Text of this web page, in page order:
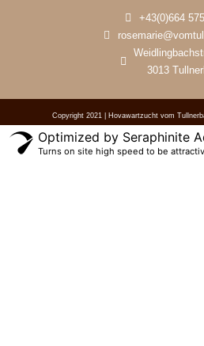
+43(0)664
3013
Copyright 2021 | Hovawartzucht vom
Optimized by Seraphinite
Turns on site high speed to be